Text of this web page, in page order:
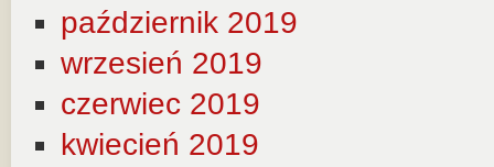
październik 2019
wrzesień 2019
czerwiec 2019
kwiecień 2019